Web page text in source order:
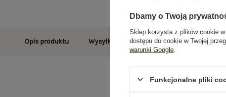
Opis produktu Wysyłka i dostawa Zwroty i
Dbamy o Twoją
Sklep korzysta z plików cookie
dostępu do cookie w Twojej
warunki Google
Funkcjonalne pliki